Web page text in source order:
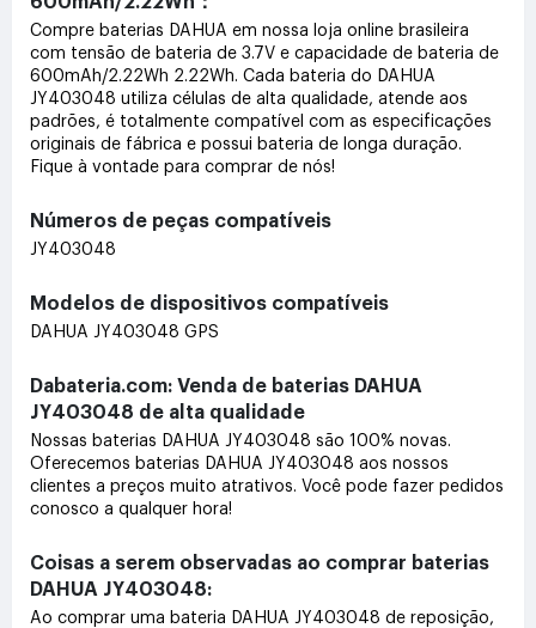
Compre baterias DAHUA em nossa loja online brasileira
com tensão de bateria de 3.7V e capacidade de bateria de
600mAh/2.22Wh 2.22Wh. Cada bateria do DAHUA
JY403048 utiliza células de alta qualidade, atende aos
padrões, é totalmente compatível com as especificações
originais de fábrica e possui bateria de longa duração.
Fique à vontade para comprar de nós!
Números de peças compatíveis
JY403048
Modelos de dispositivos compatíveis
DAHUA JY403048 GPS
Dabateria.com: Venda de baterias DAHUA
JY403048 de alta qualidade
Nossas baterias DAHUA JY403048 são 100% novas.
Oferecemos baterias DAHUA JY403048 aos nossos
clientes a preços muito atrativos. Você pode fazer pedidos
conosco a qualquer hora!
Coisas a serem observadas ao comprar baterias
DAHUA JY403048:
Ao comprar uma bateria DAHUA JY403048 de reposição,